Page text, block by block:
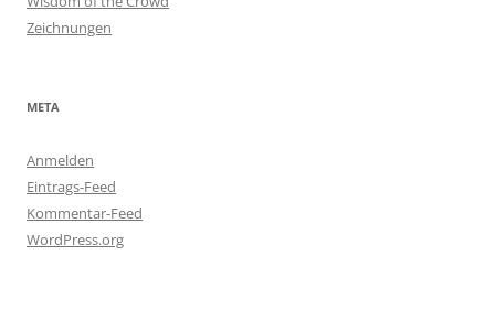
Zeichnungen
META
Anmelden
Eintrags-Feed
Kommentar-Feed
WordPress.org